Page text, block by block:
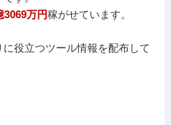
3069万円稼がせています。
役立つツール情報を配布して